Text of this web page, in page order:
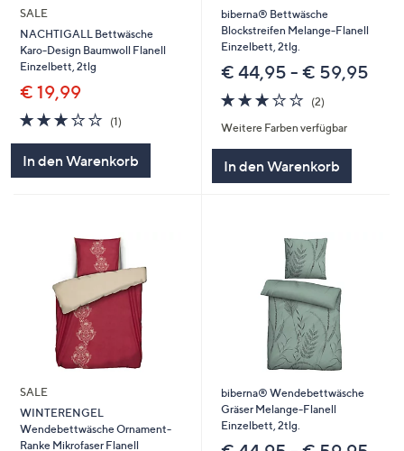
SALE
NACHTIGALL Bettwäsche
Karo-Design Baumwoll Flanell
Einzelbett, 2tlg
€ 19,99
3.0
von
(1)
In den Warenkorb
biberna® Bettwäsche
Blockstreifen Melange-Flanell
Einzelbett, 2tlg.
€ 44,95 - € 59,95
3.0
von
5
(2)
Weitere Farben verfügbar
In den Warenkorb
SALE
WINTERENGEL
Wendebettwäsche Ornament-
Ranke Mikrofaser Flanell
biberna® Wendebettwäsche
Gräser Melange-Flanell
Einzelbett, 2tlg.